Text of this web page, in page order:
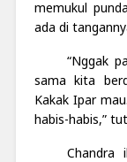
memukul
ada di
“Nggak
sama kita
Kakak Ipar
habis-habis,”
Chandra